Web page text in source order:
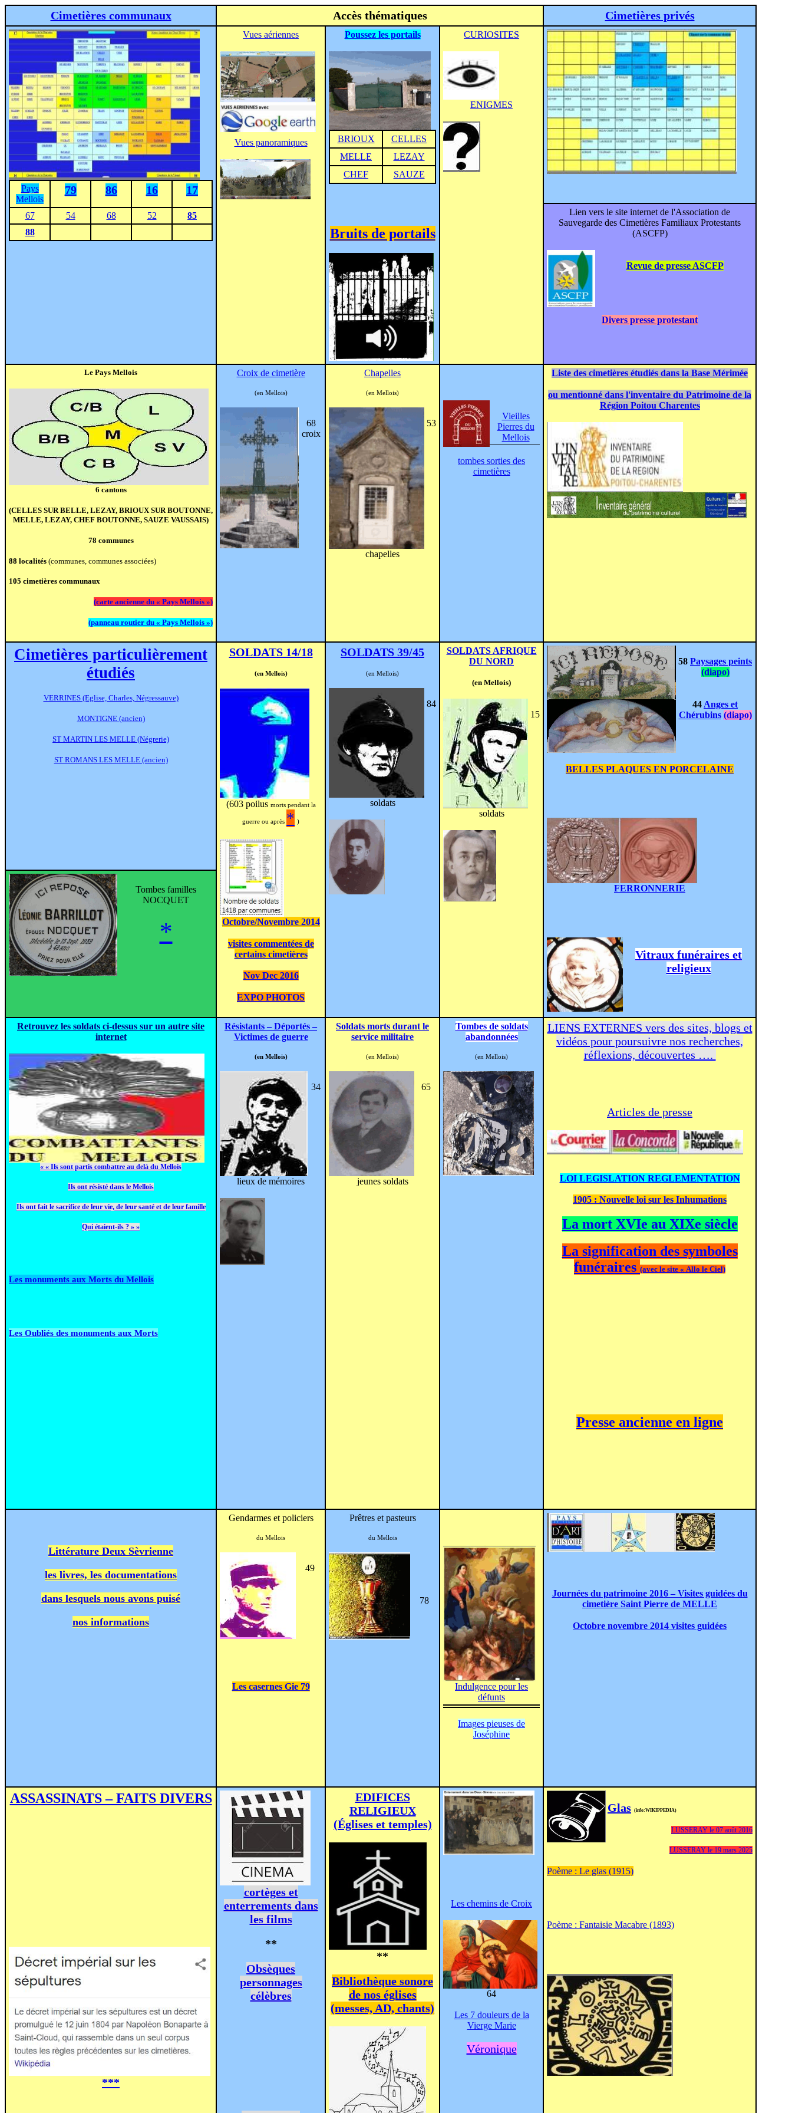
Cimetières communaux Accès thématiques Cimetières privés
Pays
Mellois
79 86 16 17
67 54 68 52
85
88
Vues aériennes
Vues panoramiques
Poussez les portails
BRIOUX
CELLES
MELLE
LEZAY
CHEF
SAUZE
Bruits de portails
CURIOSITES
ENIGMES
Lien vers le site internet de l'Association de
Sauvegarde des Cimetières Familiaux Protestants
(ASCFP)
Revue de presse ASCFP
Divers presse protestant
Le Pays Mellois
6 cantons
(CELLES SUR BELLE, LEZAY, BRIOUX SUR BOUTONNE,
MELLE, LEZAY, CHEF BOUTONNE, SAUZE VAUSSAIS)
78 communes
88 localités (communes, communes associées)
105 cimetières communaux
(carte ancienne du « Pays Mellois »)
(panneau routier du « Pays Mellois »)
Croix de cimetière
(en Mellois)
68
croix
Chapelles
(en Mellois)
53
chapelles
Vieilles
Pierres du
Mellois
tombes sorties des
cimetières
Liste des cimetières étudiés dans la Base Mérimée
ou mentionné dans l'inventaire du Patrimoine de la
Région Poitou Charentes
Cimetières particulièrement
étudiés
VERRINES (Eglise, Charles, Négressauve)
MONTIGNE (ancien)
ST MARTIN LES MELLE (Négrerie)
ST ROMANS LES MELLE (ancien)
SOLDATS 14/18
(en Mellois)
(603 poilus morts pendant la
guerre ou après * )
Octobre/Novembre 2014
visites commentées de
certains cimetières
Nov Dec 2016
EXPO PHOTOS
SOLDATS 39/45
(en Mellois)
84
soldats
SOLDATS AFRIQUE
DU NORD
(en Mellois)
15
soldats
58 Paysages peints
(diapo)
44 Anges et
Chérubins (diapo)
BELLES PLAQUES EN PORCELAINE
FERRONNERIE
Vitraux funéraires et
religieux
Tombes familles
NOCQUET
*
Retrouvez les soldats ci-dessus sur un autre site
internet
« « Ils sont partis combattre au delà du Mellois
Ils ont résisté dans le Mellois
Ils ont fait le sacrifice de leur vie, de leur santé et de leur famille
Qui étaient-ils ? » »
Les monuments aux Morts du Mellois
Les Oubliés des monuments aux Morts
Résistants – Déportés –
Victimes de guerre
(en Mellois)
34
lieux de mémoires
Soldats morts durant le
service militaire
(en Mellois)
65
jeunes soldats
Tombes de soldats
abandonnées
(en Mellois)
LIENS EXTERNES vers des sites, blogs et
vidéos pour poursuivre nos recherches,
réflexions, découvertes ….
Articles de presse
LOI LEGISLATION REGLEMENTATION
1905 : Nouvelle loi sur les Inhumations
La mort XVIe au XIXe siècle
La signification des symboles
funéraires (avec le site « Allo le Ciel)
Presse ancienne en ligne
Littérature Deux Sèvrienne
les livres, les documentations
dans lesquels nous avons puisé
nos informations
Gendarmes et policiers
du Mellois
49
Les casernes Gie 79
Prêtres et pasteurs
du Mellois
78
Indulgence pour les
défunts
Images pieuses de
Joséphine
Journées du patrimoine 2016 – Visites guidées du
cimetière Saint Pierre de MELLE
Octobre novembre 2014 visites guidées
ASSASSINATS – FAITS DIVERS
***
cortèges et
enterrements dans
les films
**
Obsèques
personnages
célèbres
EDIFICES
RELIGIEUX
(Églises et temples)
**
Bibliothèque sonore
de nos églises
(messes, AD, chants)
Les chemins de Croix
64
Les 7 douleurs de la
Vierge Marie
Véronique
Glas (info:WIKIPPEDIA)
LUSSERAY le 07 août 2016
LUSSERAY le 19 mars 2025
Poème : Le glas (1915)
Poème : Fantaisie Macabre (1893)